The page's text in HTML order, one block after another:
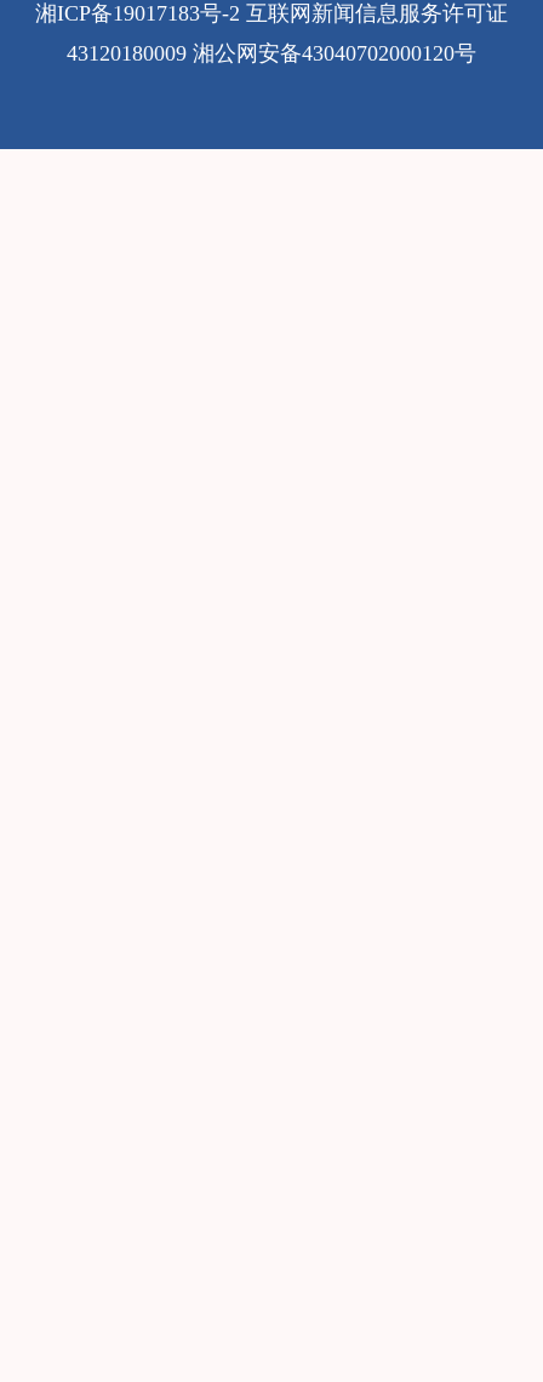
湘ICP备19017183号-2 互联网新闻信息服务许可证
43120180009 湘公网安备43040702000120号